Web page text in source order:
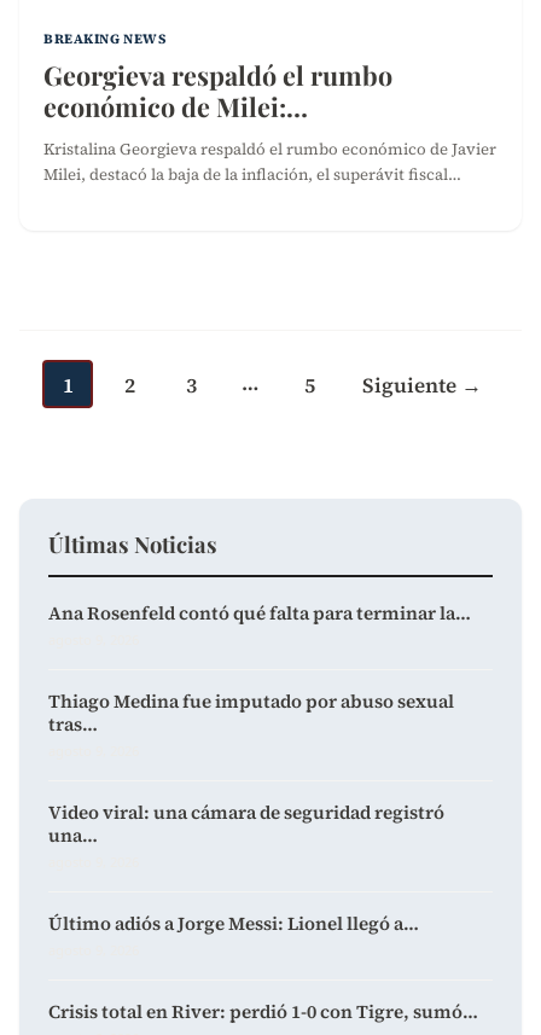
BREAKING NEWS
Georgieva respaldó el rumbo
económico de Milei:…
Kristalina Georgieva respaldó el rumbo económico de Javier
Milei, destacó la baja de la inflación, el superávit fiscal…
entradas
1 2 3 … 5 Siguiente →
Últimas Noticias
Ana Rosenfeld contó qué falta para terminar la…
Thiago Medina fue imputado por abuso sexual
tras…
Video viral: una cámara de seguridad registró
una…
Último adiós a Jorge Messi: Lionel llegó a…
Crisis total en River: perdió 1-0 con Tigre, sumó…